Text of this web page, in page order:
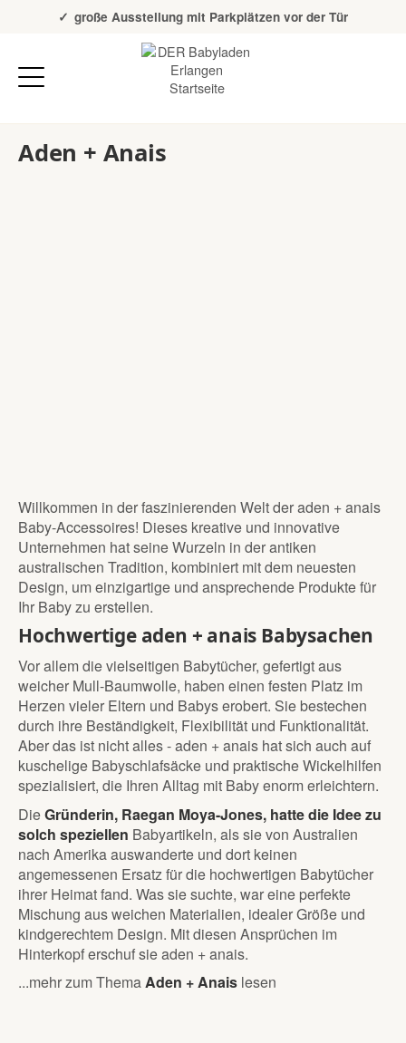
Über 20 Jahre Erfahrung
große Ausstellung mit Parkplätzen vor der Tür
Aden + Anais
Willkommen in der faszinierenden Welt der aden + anais
Baby-Accessoires! Dieses kreative und innovative
Unternehmen hat seine Wurzeln in der antiken
australischen Tradition, kombiniert mit dem neuesten
Design, um einzigartige und ansprechende Produkte für
Ihr Baby zu erstellen.
Hochwertige aden + anais Babysachen
Vor allem die vielseitigen Babytücher, gefertigt aus
weicher Mull-Baumwolle, haben einen festen Platz im
Herzen vieler Eltern und Babys erobert. Sie bestechen
durch ihre Beständigkeit, Flexibilität und Funktionalität.
Aber das ist nicht alles - aden + anais hat sich auch auf
kuschelige Babyschlafsäcke und praktische Wickelhilfen
spezialisiert, die Ihren Alltag mit Baby enorm erleichtern.
DieGründerin, Raegan Moya-Jones, hatte die Idee zu
solch speziellen Babyartikeln, als sie von Australien
nach Amerika auswanderte und dort keinen
angemessenen Ersatz für die hochwertigen Babytücher
ihrer Heimat fand. Was sie suchte, war eine perfekte
Mischung aus weichen Materialien, idealer Größe und
kindgerechtem Design. Mit diesen Ansprüchen im
Hinterkopf erschuf sie aden + anais.
...mehr zum ThemaAden + Anais lesen